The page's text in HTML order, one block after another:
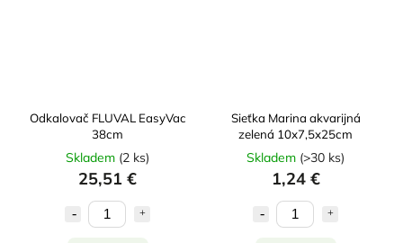
Odkalovač FLUVAL EasyVac
38cm
Skladem (2 ks)
25,51 €
Sieťka Marina akvarijná
zelená 10x7,5x25cm
Skladem (>30 ks)
1,24 €